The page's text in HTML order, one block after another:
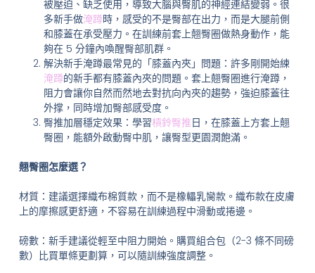
被壓迫、缺乏使用，導致大腦與臀肌的神經連結變弱。很
多新手做淹蹲時，感受的不是臀部在出力，而是大腿前側
和膝蓋在承受壓力。在訓練前套上翹臀圈做熱身動作，能
夠在 5 分鐘內喚醒臀部肌群。
解決新手淹蹲最常見的「膝蓋內夾」問題：許多剛開始練
淹蹲的新手都有膝蓋內夾的問題。套上翹臀圈進行淹蹲，
阻力會讓你自然而然地去對抗向內夾的趨勢，強迫膝蓋往
外撑，同時增加臀部感受度。
臀推加層穩定效果：學習槓鈴臀推日，在膝蓋上方套上翹
臀圈，能額外啟動臀中肌，讓臀型更園潤飽滿。
翹臀圈怎麼選？
材質：建議選擇織布棉質款，而不是橡轠乳臠款。織布款在皮膚
上的摩擦感更舒適，不容易在訓練過程中滑動或捲邊。
磅數：新手建議從輕至中阻力開始。購買組合包（2-3 條不同磅
數）比買單條更劃算，可以隨訓練強度調整。